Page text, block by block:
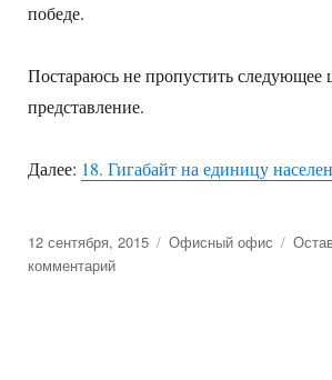
победе.
Постараюсь не пропустить следующее
представление.
Далее: 18. Гигабайт на единицу
Posted
on
12 сентября, 2015 Categories
Офисный офис
комментарий